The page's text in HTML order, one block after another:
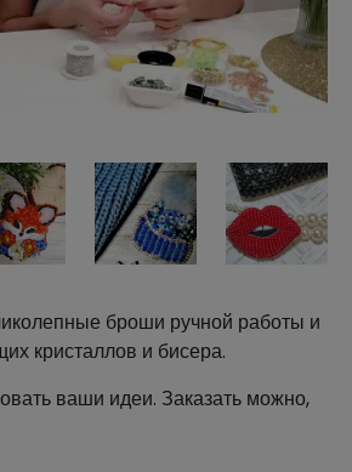
броши ручной работы и
кристаллов и бисера.
ваши идеи. Заказать можно,